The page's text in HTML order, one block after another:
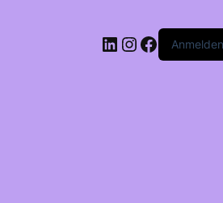
LinkedIn
Instagram
Anmelden